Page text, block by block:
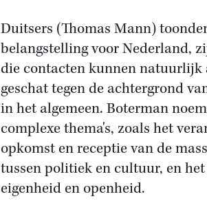
Duitsers (Thomas Mann)
belangstelling voor Nederland,
die contacten kunnen natuurlijk
geschat tegen de achtergrond
in het algemeen. Boterman
complexe thema's, zoals het
opkomst en receptie van de
tussen politiek en cultuur, en
eigenheid en openheid.